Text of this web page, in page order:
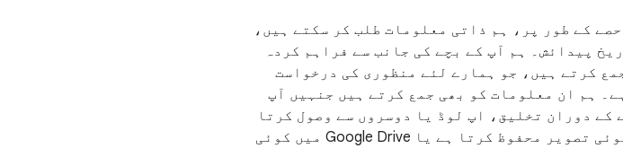
کے طور پر، ہم ذاتی معلومات طلب کر سکتے ہیں،
پیدائش۔ ہم آپ کے بچے کی جانب سے فراہم کردہ
کرتے ہیں، جو ہمارے لئے منظوری کی درخواست
ہم ان معلومات کو بھی جمع کرتے ہیں جنہیں آپ
دوران تخلیق، اپ لوڈ یا دوسروں سے وصول کرتا
ہے، جیسے کہ جب آپ کا بچہ Google تصاویر میں کوئی تصویر محفوظ کرتا ہے یا Google Drive میں کوئی